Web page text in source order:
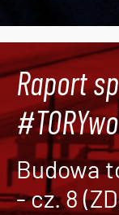
Raport
Budowa
- cz. 8